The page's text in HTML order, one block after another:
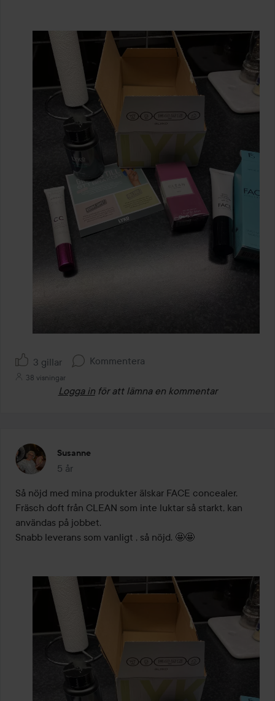
3 gillar Kommentera
38 visningar
Logga in för att lämna en kommentar
Susanne
5 år
Inlägget skapades 5 år
Så nöjd med mina produkter älskar FACE concealer.
Fräsch doft från CLEAN som inte luktar så starkt, kan
användas på jobbet.
Snabb leverans som vanligt , så nöjd. 🤩🤩